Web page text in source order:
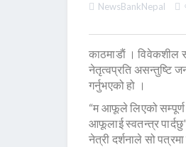
NewsBankNepal
काठमाडाैं । विवेकशील
नेतृत्वप्रति असन्तुष्टि
गर्नुभएको हो ।
“म आफूले लिएको सम्पूर्ण
आफूलाई स्वतन्त्र
नेत्री दर्शनाले सो